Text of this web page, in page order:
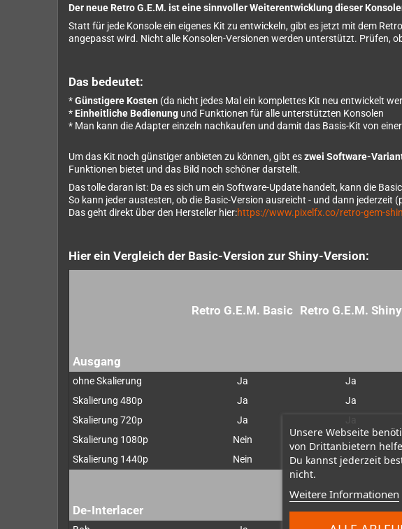
Unsere Webseite
von Drittanbietern
Du kannst jederzeit
nicht.
Weitere Informationen
Der neue Retro G.E.M. ist eine sinnvoller Weiterentwicklung dieser
Statt für jede Konsole ein eigenes Kit zu entwickeln, gibt es jetzt mit dem
angepasst wird. Nicht alle Konsolen-Versionen werden unterstützt. Prüfen,
Das bedeutet:
*Günstigere Kosten (da nicht jedes Mal ein komplettes Kit neu entwickelt
* Einheitliche Bedienung und Funktionen für alle unterstützten Konsolen
* Man kann die Adapter einzeln nachkaufen und damit das Basis-Kit von
Um das Kit noch günstiger anbieten zu können, gibt eszwei Software-
Funktionen bietet und das Bild noch schöner darstellt.
Das tolle daran ist: Da es sich um ein Software-Update handelt, kann die
So kann jeder austesten, ob die Basic-Version ausreicht - und dann
Das geht direkt über den Hersteller hier:https://www.pixelfx.co/retro-gem-
Hier ein Vergleich der Basic-Version zur Shiny-Version:
Retro G.E.M. Basic Retro G.E.M. Shiny
Ausgang
ohne Skalierung Ja
Ja
Skalierung 480p
Ja
Ja
Skalierung 720p
Ja
Skalierung 1080p
Nein
Ja
Skalierung 1440p
Nein Ja
De-Interlacer